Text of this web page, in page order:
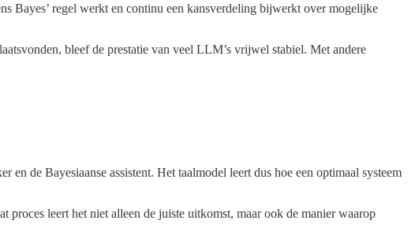
Bayes’ regel werkt en continu een kansverdeling bijwerkt over mogelijke
bleef de prestatie van veel LLM’s vrijwel stabiel. Met andere
de Bayesiaanse assistent. Het taalmodel leert dus hoe een optimaal systeem
leert het niet alleen de juiste uitkomst, maar ook de manier waarop